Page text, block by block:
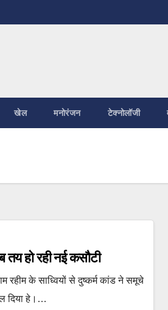
खेल मनोरंजन टेक्नोलॉजी
तय हो रही नई कसौटी
रहीम के साध्‍वियों से दुष्‍कर्म कांड ने समूचे
दिया हे।…